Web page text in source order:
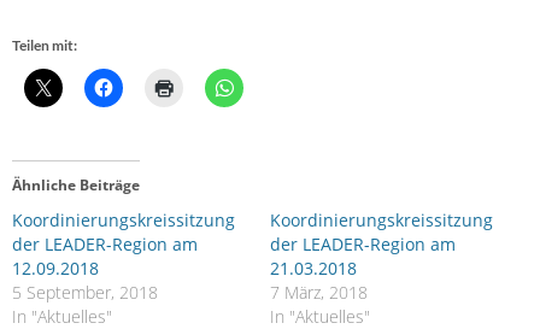
Teilen mit:
Ähnliche Beiträge
Koordinierungskreissitzung
der LEADER-Region am
12.09.2018
5 September, 2018
In "Aktuelles"
Koordinierungskreissitzung
der LEADER-Region am
21.03.2018
7 März, 2018
In "Aktuelles"